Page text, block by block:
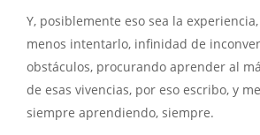
Y, posiblemente eso sea la
menos intentarlo, infinidad de
obstáculos, procurando aprender al
de esas vivencias, por eso escribo, y
siempre aprendiendo, siempre.